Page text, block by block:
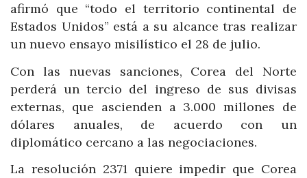
afirmó que “todo el territorio continental de
Estados Unidos” está a su alcance tras realizar
un nuevo ensayo misilístico el 28 de julio.
Con las nuevas sanciones, Corea del Norte
perderá un tercio del ingreso de sus divisas
externas, que ascienden a 3.000 millones de
dólares anuales, de acuerdo con un
diplomático cercano a las negociaciones.
La resolución 2371 quiere impedir que Corea